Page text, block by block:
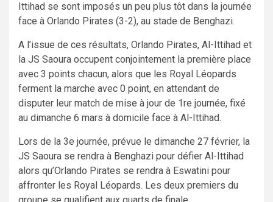
Ittihad se sont imposés un peu plus tôt dans la journée
face à Orlando Pirates (3-2), au stade de Benghazi.
A l’issue de ces résultats, Orlando Pirates, Al-Ittihad et
la JS Saoura occupent conjointement la première place
avec 3 points chacun, alors que les Royal Léopards
ferment la marche avec 0 point, en attendant de
disputer leur match de mise à jour de 1re journée, fixé
au dimanche 6 mars à domicile face à Al-Ittihad.
Lors de la 3e journée, prévue le dimanche 27 février, la
JS Saoura se rendra à Benghazi pour défier Al-Ittihad
alors qu’Orlando Pirates se rendra à Eswatini pour
affronter les Royal Léopards. Les deux premiers du